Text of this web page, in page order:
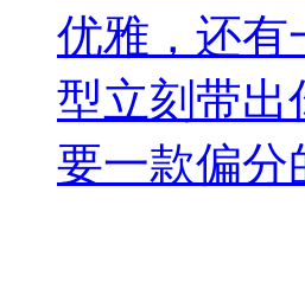
优雅，还有
型立刻带出
要一款偏分